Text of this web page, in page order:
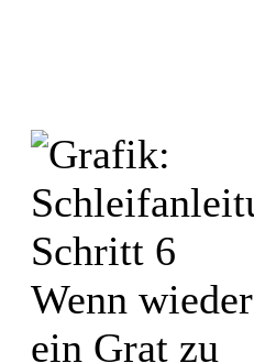
Wenn wieder
ein Grat zu